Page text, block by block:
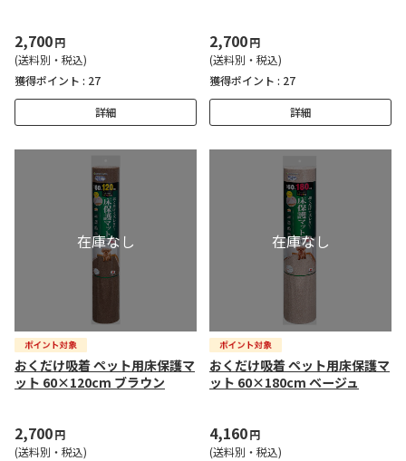
2,700円
(送料別・税込)
獲得ポイント : 27
詳細
2,700円
(送料別・税込)
獲得ポイント : 27
詳細
おくだけ吸着 ペット用床保護マ
ット 60×120cm ブラウン
2,700円
(送料別・税込)
おくだけ吸着 ペット用床保護マ
ット 60×180cm ベージュ
4,160円
(送料別・税込)